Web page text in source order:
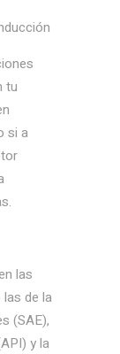
tu
si a
las
de la
(SAE),
y la